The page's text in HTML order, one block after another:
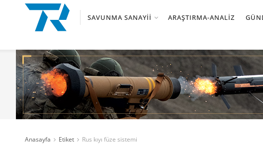
SAVUNMA SANAYII ARAŞTIRMA-ANALIZ
Anasayfa Etiket Rus kıyı füze sistemi